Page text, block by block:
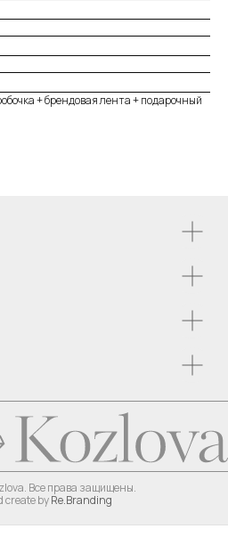
+ брендовая лента + подарочный
Все права защищены.
create byRe.Branding